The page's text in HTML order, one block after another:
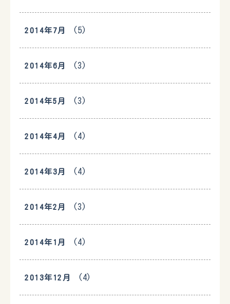
2014年7月 (5)
2014年6月 (3)
2014年5月 (3)
2014年4月 (4)
2014年3月 (4)
2014年2月 (3)
2014年1月 (4)
2013年12月 (4)